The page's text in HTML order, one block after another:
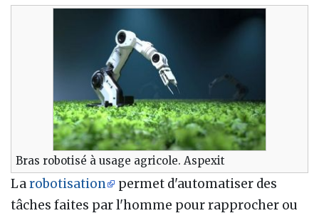
Bras robotisé à usage agricole. Aspexit
Larobotisation
permet d'automatiser des
tâches faites par l'homme pour rapprocher ou